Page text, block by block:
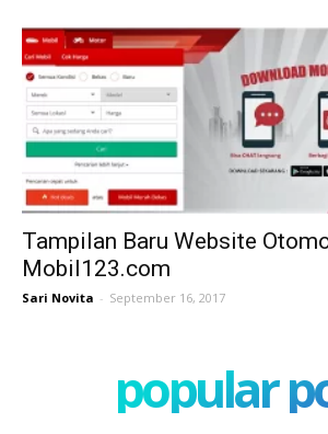
Tampilan Baru Website
Mobil123.com
Sari Novita - September 16, 2017
popular